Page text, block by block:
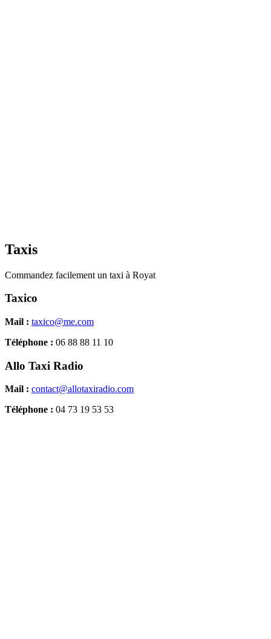
Taxis
Commandez facilement un taxi à Royat
Taxico
Mail : taxico@me.com
Téléphone : 06 88 88 11 10
Allo Taxi Radio
Mail : contact@allotaxiradio.com
Téléphone : 04 73 19 53 53